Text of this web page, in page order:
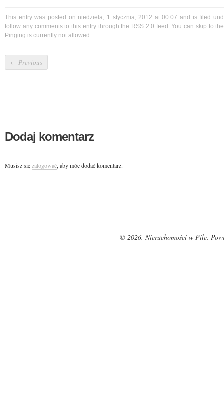
This entry was posted on niedziela, 1 stycznia, 2012 at 00:07 and is filed
follow any comments to this entry through the RSS 2.0 feed. You can skip to
Pinging is currently not allowed.
← Previous
Dodaj komentarz
Musisz sięzalogować, aby móc dodać komentarz.
© 2026. Nieruchomości w Pile.